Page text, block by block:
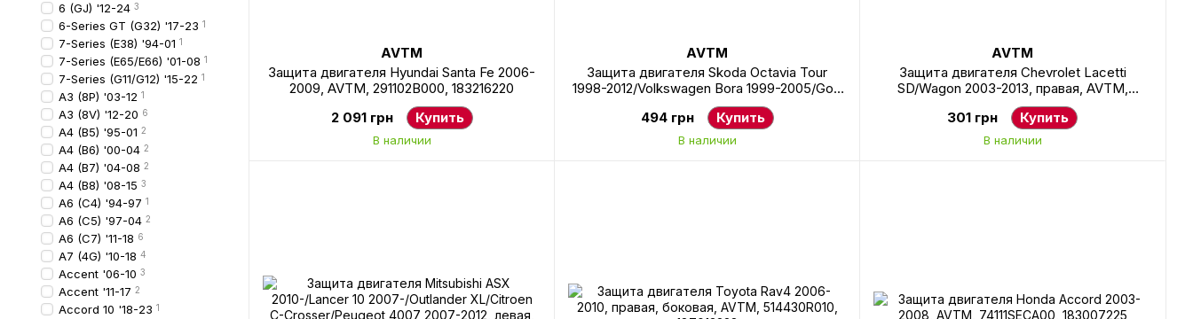
AVTM
Защита двигателя Hyundai Santa Fe 2006-
2009, AVTM, 291102B000, 183216220
2 091 грн
Купить
В наличии
AVTM
Защита двигателя Skoda Octavia Tour
1998-2012/Volkswagen Bora 1999-2005/Golf
4 1997-2003, бензин, AVTM, 1J0825237R,
189523227
494 грн Купить
В наличии
AVTM
Защита двигателя Chevrolet Lacetti
SD/Wagon 2003-2013, правая, AVTM,
96545472, 181704228
301 грн Купить
В наличии
6 (GJ) '12-24 3
6-Series GT (G32) '17-23 1
7-Series (E38) '94-01 1
7-Series (E65/E66) '01-08 1
7-Series (G11/G12) '15-22 1
A3 (8P) '03-12 1
A3 (8V) '12-20 6
A4 (B5) '95-01 2
A4 (B6) '00-04 2
A4 (B7) '04-08 2
A4 (B8) '08-15 3
A6 (C4) '94-97 1
A6 (C5) '97-04 2
A6 (C7) '11-18 6
A7 (4G) '10-18 4
Accent '06-10 3
Accent '11-17 2
Accord 10 '18-23 1